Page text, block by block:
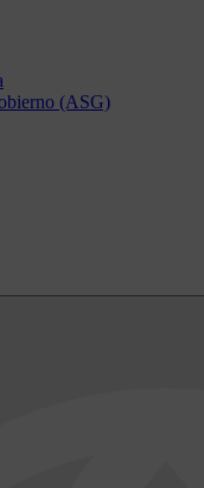
(ASG)